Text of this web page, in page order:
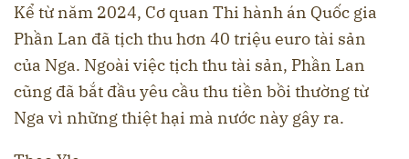
Kể từ năm 2024, Cơ quan Thi hành án Quốc gia
Phần Lan đã tịch thu hơn 40 triệu euro tài sản
của Nga. Ngoài việc tịch thu tài sản, Phần Lan
cũng đã bắt đầu yêu cầu thu tiền bồi thường từ
Nga vì những thiệt hại mà nước này gây ra.